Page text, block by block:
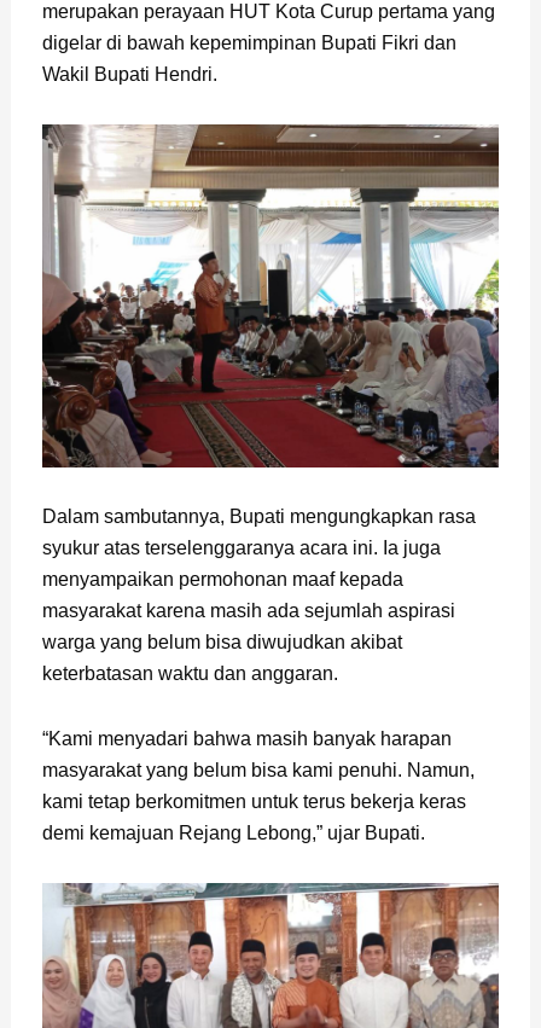
merupakan perayaan HUT Kota Curup pertama yang
digelar di bawah kepemimpinan Bupati Fikri dan
Wakil Bupati Hendri.
Dalam sambutannya, Bupati mengungkapkan rasa
syukur atas terselenggaranya acara ini. Ia juga
menyampaikan permohonan maaf kepada
masyarakat karena masih ada sejumlah aspirasi
warga yang belum bisa diwujudkan akibat
keterbatasan waktu dan anggaran.
“Kami menyadari bahwa masih banyak harapan
masyarakat yang belum bisa kami penuhi. Namun,
kami tetap berkomitmen untuk terus bekerja keras
demi kemajuan Rejang Lebong,” ujar Bupati.